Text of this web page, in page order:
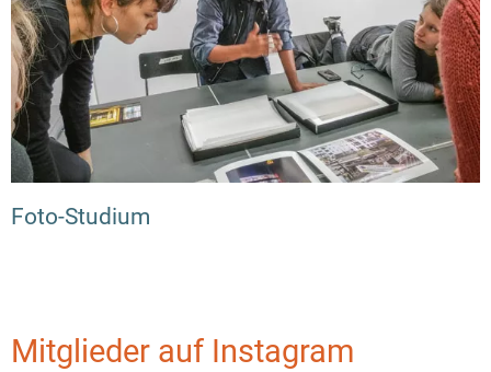
Foto-Studium
Mitglieder auf Instagram